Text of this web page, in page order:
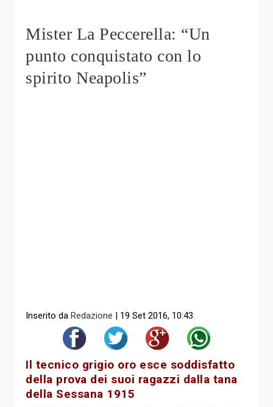
Mister La Peccerella: “Un
punto conquistato con lo
spirito Neapolis”
Inserito da Redazione 19 Set 2016, 10:43
Il tecnico grigio oro esce soddisfatto
della prova dei suoi ragazzi dalla tana
della Sessana 1915